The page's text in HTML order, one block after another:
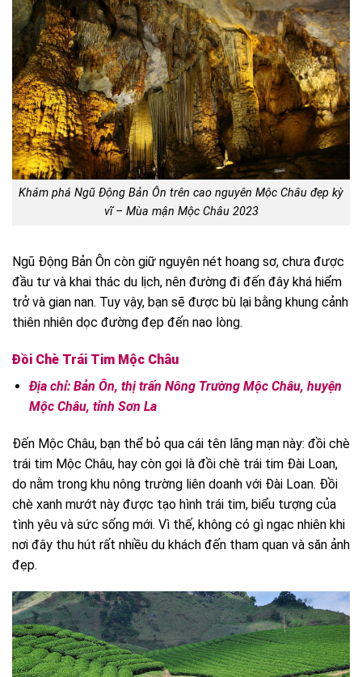
Khám phá Ngũ Động Bản Ôn trên cao nguyên Mộc Châu đẹp kỳ
vĩ – Mùa mận Mộc Châu 2023
Ngũ Động Bản Ôn còn giữ nguyên nét hoang sơ, chưa được
đầu tư và khai thác du lịch, nên đường đi đến đây khá hiểm
trở và gian nan. Tuy vậy, bạn sẽ được bù lại bằng khung cảnh
thiên nhiên dọc đường đẹp đến nao lòng.
Đồi Chè Trái Tim Mộc Châu
Địa chỉ: Bản Ôn, thị trấn Nông Trường Mộc Châu, huyện
Mộc Châu, tỉnh Sơn La
Đến Mộc Châu, bạn thể bỏ qua cái tên lãng mạn này: đồi chè
trái tim Mộc Châu, hay còn gọi là đồi chè trái tim Đài Loan,
do nằm trong khu nông trường liên doanh với Đài Loan. Đồi
chè xanh mướt này được tạo hình trái tim, biểu tượng của
tình yêu và sức sống mới. Vì thế, không có gì ngạc nhiên khi
nơi đây thu hút rất nhiều du khách đến tham quan và săn ảnh
đẹp.